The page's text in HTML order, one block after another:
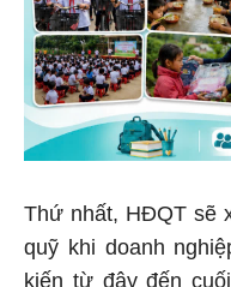
Thứ nhất, HĐQT sẽ
quỹ khi doanh
kiến từ đây đến